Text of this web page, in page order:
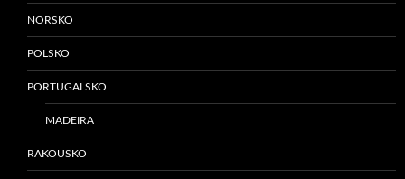
NORSKO
POLSKO
PORTUGALSKO
MADEIRA
RAKOUSKO